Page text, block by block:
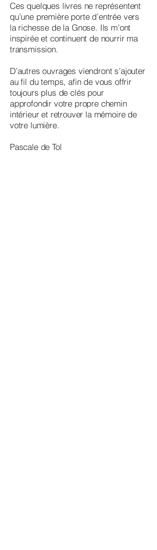
Ces quelques livres ne représentent
qu’une première porte d’entrée vers
la richesse de la Gnose. Ils m’ont
inspirée et continuent de nourrir ma
transmission.
D’autres ouvrages viendront s’ajouter
au fil du temps, afin de vous offrir
toujours plus de clés pour
approfondir votre propre chemin
intérieur et retrouver la mémoire de
votre lumière.
Pascale de Tol